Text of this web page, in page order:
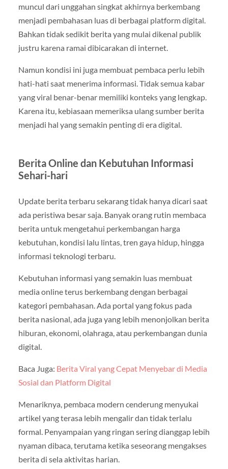
muncul dari unggahan singkat akhirnya berkembang
menjadi pembahasan luas di berbagai platform digital.
Bahkan tidak sedikit berita yang mulai dikenal publik
justru karena ramai dibicarakan di internet.
Namun kondisi ini juga membuat pembaca perlu lebih
hati-hati saat menerima informasi. Tidak semua kabar
yang viral benar-benar memiliki konteks yang lengkap.
Karena itu, kebiasaan memeriksa ulang sumber berita
menjadi hal yang semakin penting di era digital.
Berita Online dan Kebutuhan Informasi
Sehari-hari
Update berita terbaru sekarang tidak hanya dicari saat
ada peristiwa besar saja. Banyak orang rutin membaca
berita untuk mengetahui perkembangan harga
kebutuhan, kondisi lalu lintas, tren gaya hidup, hingga
informasi teknologi terbaru.
Kebutuhan informasi yang semakin luas membuat
media online terus berkembang dengan berbagai
kategori pembahasan. Ada portal yang fokus pada
berita nasional, ada juga yang lebih menonjolkan berita
hiburan, ekonomi, olahraga, atau perkembangan dunia
digital.
Baca Juga: Berita Viral yang Cepat Menyebar di Media
Sosial dan Platform Digital
Menariknya, pembaca modern cenderung menyukai
artikel yang terasa lebih mengalir dan tidak terlalu
formal. Penyampaian yang ringan sering dianggap lebih
nyaman dibaca, terutama ketika seseorang mengakses
berita di sela aktivitas harian.